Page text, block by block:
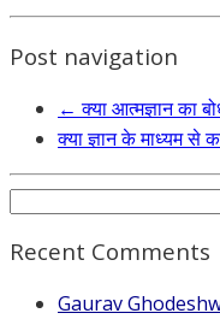
Post navigation
← क्या आत्मज्ञान का
क्या ज्ञान के माध्यम
Search
Recent Comments
Gaurav